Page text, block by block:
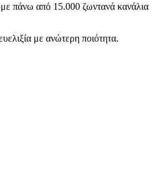
πάνω από 15.000 ζωντανά κανάλια
με ανώτερη ποιότητα.